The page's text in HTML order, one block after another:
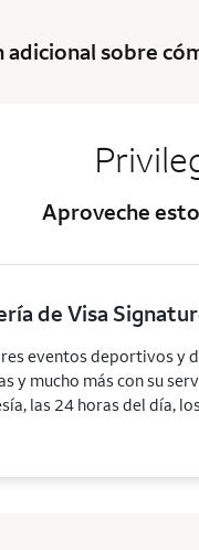
sobre
Aproveche
de Visa
eventos deportivos y
y mucho más con su
las 24 horas del día,